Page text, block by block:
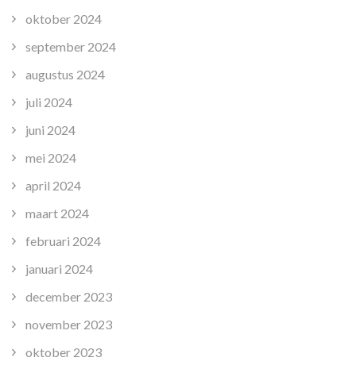
oktober 2024
september 2024
augustus 2024
juli 2024
juni 2024
mei 2024
april 2024
maart 2024
februari 2024
januari 2024
december 2023
november 2023
oktober 2023